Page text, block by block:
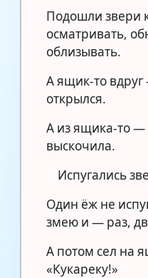
Подошли звери
осматривать,
облизывать.
А ящик-то
открылся.
А из ящика-то —
выскочила.
Испугались
Один ёж не
змею и — раз,
А потом сел на
«Кукареку!»